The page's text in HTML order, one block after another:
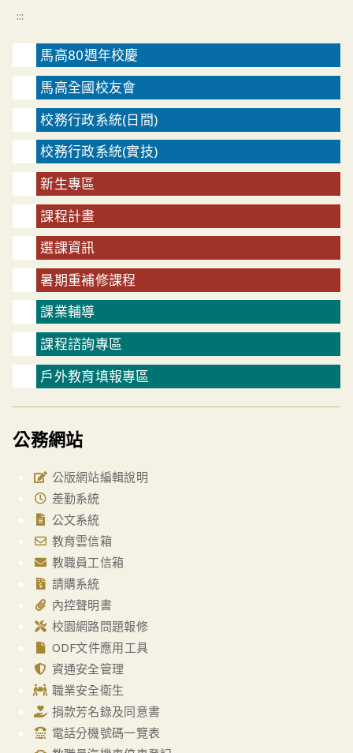
:::
馬高80週年校慶
馬高全國校友會
校務行政系統(日間)
校務行政系統(實技)
新生專區
課程計畫
選課資訊
暑期重補修課程
課業輔導
課程諮詢專區
戶外教育填報專區
公務網站
公版網站編輯說明
差勤系統
公文系統
教育雲信箱
教職員工信箱
請購系統
內控聲明書
校園網路問題報修
ODF文件應用工具
資通安全管理
職業安全衛生
捐款芳名錄及同意書
電話分機號碼一覽表